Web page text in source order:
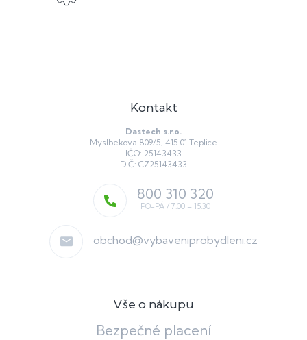
Kontakt
Dastech s.r.o.
Myslbekova 809/5, 415 01 Teplice
IČO: 25143433
DIČ: CZ25143433
obchod@vybaveniprobydleni.cz
800 310 320
Vše o nákupu
Bezpečné placení